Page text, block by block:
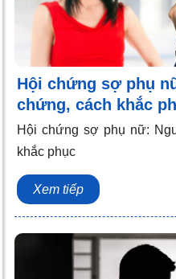
Hội chứng sợ phụ
chứng, cách khắc
Hội chứng sợ phụ nữ:
khắc phục
Xem tiếp